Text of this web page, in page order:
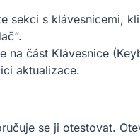
sekci s klávesnicemi,
na část Klávesnice
aktualizace.
se ji otestovat.